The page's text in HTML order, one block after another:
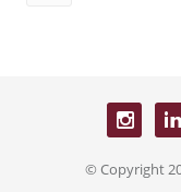
© Copyright